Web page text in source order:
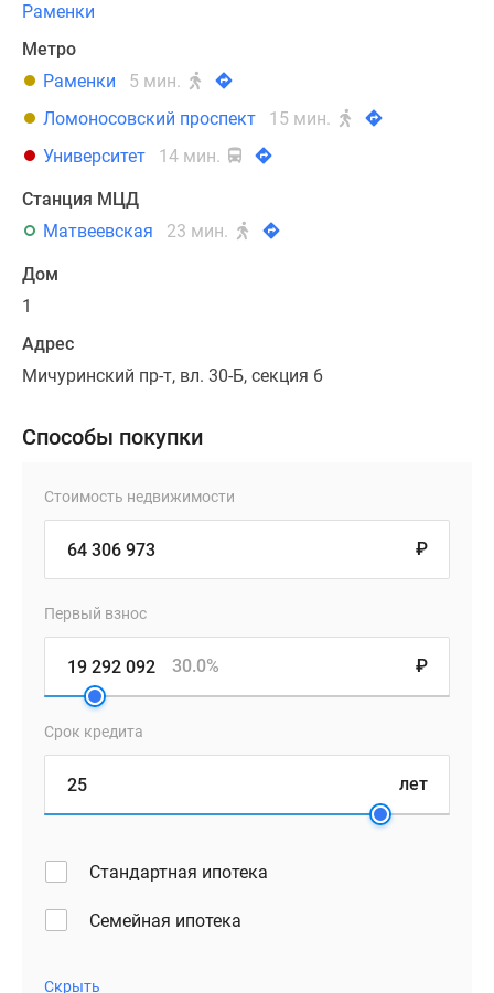
Раменки
Метро
Раменки
5 мин.
Ломоносовский проспект
15 мин.
Университет
14 мин.
Станция МЦД
Матвеевская
23 мин.
Дом
1
Адрес
Мичуринский пр-т, вл. 30-Б, секция 6
Способы покупки
Стоимость недвижимости
₽
Первый взнос
₽
30.0%
Срок кредита
лет
Стандартная ипотека
Семейная ипотека
Скрыть